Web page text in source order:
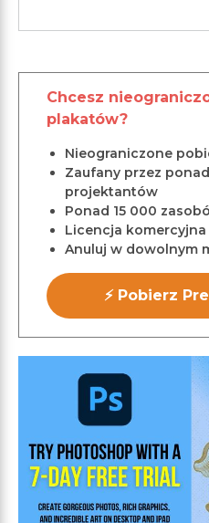
Chcesz
plakatów?
Nieograniczone
Zaufany przez
projektantów
Ponad 15 000
Licencja
Anuluj w dowolnym
⚡ Pobierz